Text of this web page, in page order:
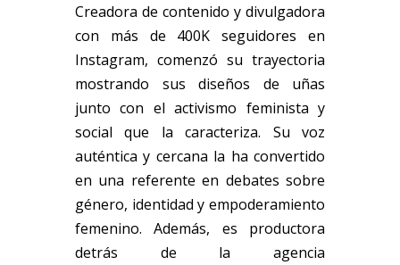
Creadora de contenido y divulgadora
con más de 400K seguidores en
Instagram, comenzó su trayectoria
mostrando sus diseños de uñas
junto con el activismo feminista y
social que la caracteriza. Su voz
auténtica y cercana la ha convertido
en una referente en debates sobre
género, identidad y empoderamiento
femenino. Además, es productora
detrás de la agencia